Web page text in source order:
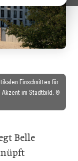
Einschnitten für
Akzent im Stadtbild. ©
Belle